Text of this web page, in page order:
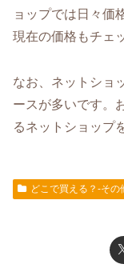
ョップでは日々価
現在の価格もチェ
なお、ネットショ
ースが多いです。
るネットショップ
どこで買える？-その